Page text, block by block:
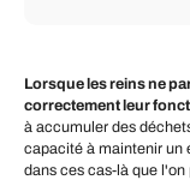
Lorsque les reins ne
correctement leur
à accumuler des
capacité à maintenir un
dans ces cas-là que